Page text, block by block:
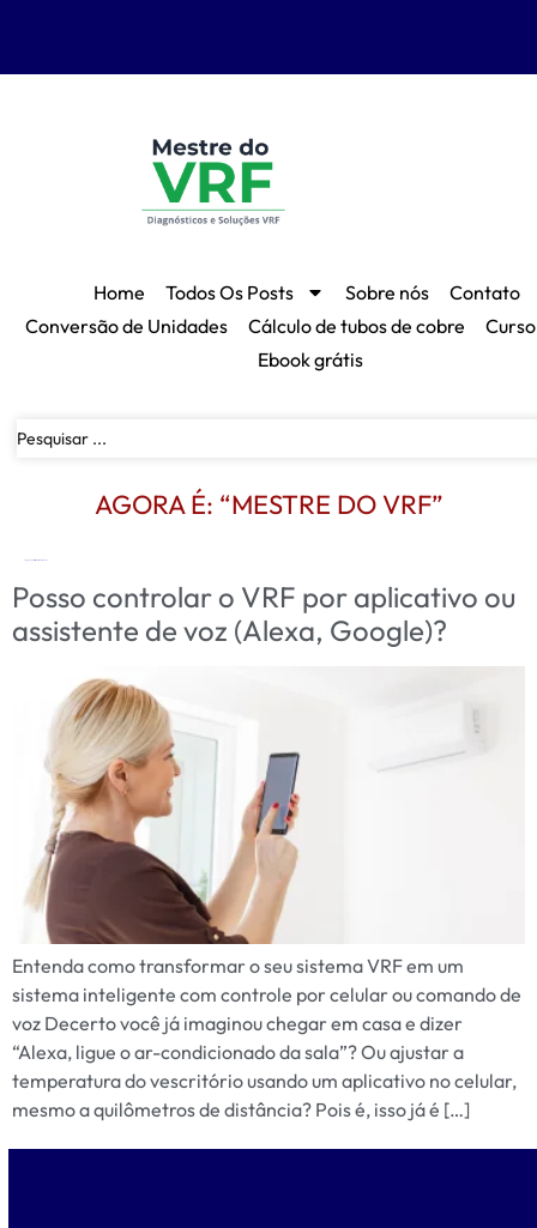
Home Todos Os Posts Sobre nós
Contato
Conversão de Unidades
Cálculo de tubos de cobre
Ebook grátis
AGORA É: “MESTRE DO VRF”
Posso controlar o VRF por aplicativo ou
assistente de voz (Alexa, Google)?
Entenda como transformar o seu sistema VRF em um
sistema inteligente com controle por celular ou comando de
voz Decerto você já imaginou chegar em casa e dizer
“Alexa, ligue o ar-condicionado da sala”? Ou ajustar a
temperatura do vescritório usando um aplicativo no celular,
mesmo a quilômetros de distância? Pois é, isso já é […]